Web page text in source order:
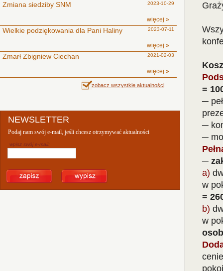
Zmiana siedziby SNM 2023-10-29
więcej »
Wielkie podziękowania dla Pani Haliny 2023-07-11
więcej »
Zmarł Zbigniew Ciechan 2021-02-03
więcej »
zobacz wszystkie aktualności
NEWSLETTER
Podaj nam swój e-mail, jeśli chcesz otrzymywać aktualności
wpisz swój e-mail:
=
─
─
─
─
a)
w
=
b)
w
cenie